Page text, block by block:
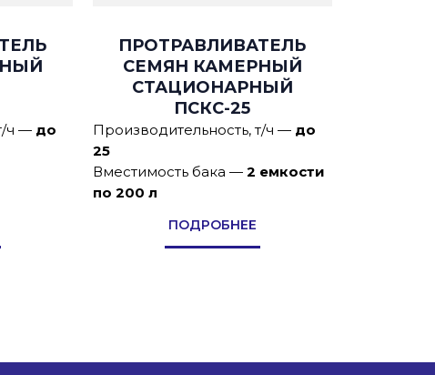
ч — до
ПРОТРАВЛИВАТЕЛЬ
СЕМЯН КАМЕРНЫЙ
СТАЦИОНАРНЫЙ
ПСКС-25
Производительность, т/ч — до
25
Вместимость бака —2 емкости
по 200 л
ПОДРОБНЕЕ